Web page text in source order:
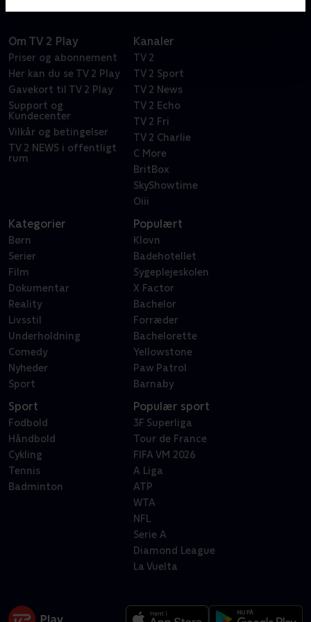
Om TV 2 Play
Priser og abonnement
Her kan du se TV 2 Play
Gavekort til TV 2 Play
Support og
Kundecenter
Vilkår og betingelser
TV 2 NEWS i offentligt
rum
Kanaler
TV 2
TV 2 Sport
TV 2 News
TV 2 Echo
TV 2 Fri
TV 2 Charlie
C More
BritBox
SkyShowtime
Oiii
Kategorier
Børn
Serier
Film
Dokumentar
Reality
Livsstil
Underholdning
Comedy
Nyheder
Sport
Populært
Klovn
Badehotellet
Sygeplejeskolen
X Factor
Bachelor
Forræder
Bachelorette
Yellowstone
Paw Patrol
Barnaby
Sport
Fodbold
Håndbold
Cykling
Tennis
Badminton
Populær sport
3F Superliga
Tour de France
FIFA VM 2026
A Liga
ATP
WTA
NFL
Serie A
Diamond League
La Vuelta